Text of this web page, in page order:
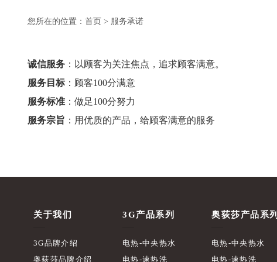
您所在的位置： 首页 > 服务承诺
诚信服务 ：以顾客为关注焦点，追求顾客满意。
服务目标：顾客100分满意
服务标准 ：做足100分努力
服务宗旨 ：用优质的产品，给顾客满意的服务
关于我们
3G品牌介绍
奥荻莎品牌介绍
3G产品系列
电热-中央热水
电热-速热洗
奥荻莎产品系列
电热-中央热水
电热-速热洗